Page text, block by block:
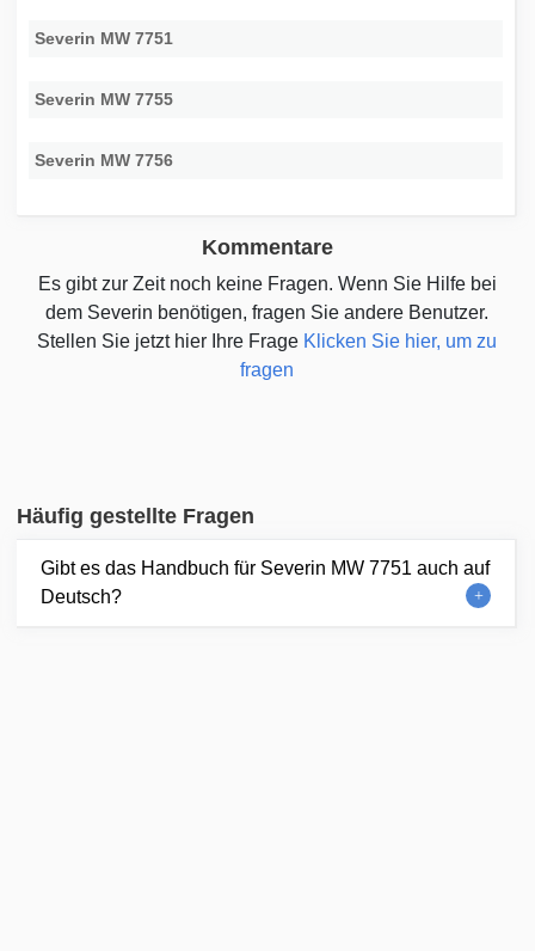
Severin MW 7751
Severin MW 7755
Severin MW 7756
Kommentare
Es gibt zur Zeit noch keine Fragen. Wenn Sie Hilfe bei
dem Severin benötigen, fragen Sie andere Benutzer.
Stellen Sie jetzt hier Ihre Frage Klicken Sie hier, um zu
fragen
Häufig gestellte Fragen
Gibt es das Handbuch für Severin MW 7751 auch auf
Deutsch?